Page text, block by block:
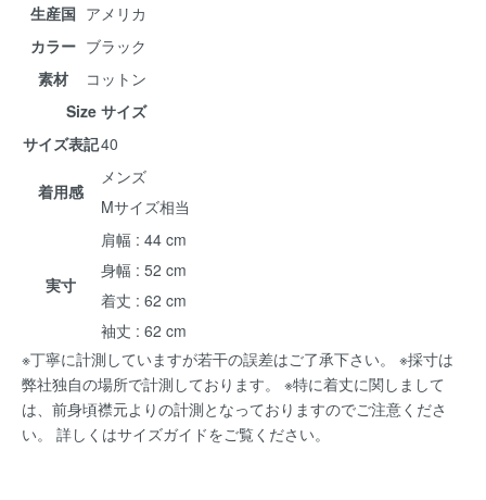
生産国 アメリカ
カラー ブラック
素材
コットン
Size サイズ
サイズ表記40
着用感
メンズ
Mサイズ相当
実寸
肩幅 : 44 cm
身幅 : 52 cm
着丈 : 62 cm
袖丈 : 62 cm
※丁寧に計測していますが若干の誤差はご了承下さい。 ※採寸は
弊社独自の場所で計測しております。 ※特に着丈に関しまして
は、前身頃襟元よりの計測となっておりますのでご注意くださ
い。 詳しくはサイズガイドをご覧ください。